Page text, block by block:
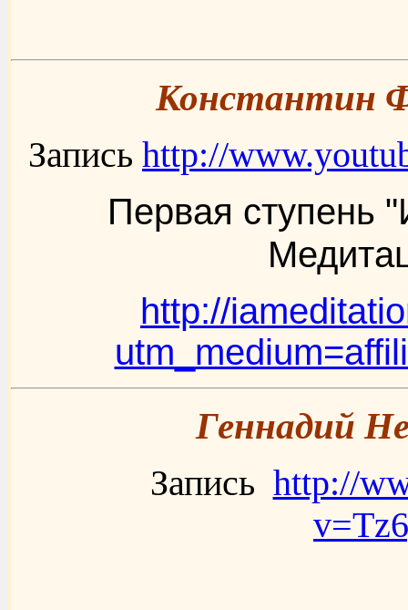
Константин
Запись http://
Первая ступень
http://
Геннадий
Запись http://